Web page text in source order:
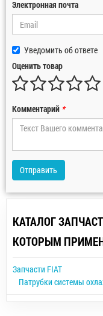
Электронная почта
Уведомить об ответе
Оценить товар
Комментарий *
Отправить
КАТАЛОГ
КОТОРЫМ
Запчасти FIAT
Патрубки системы